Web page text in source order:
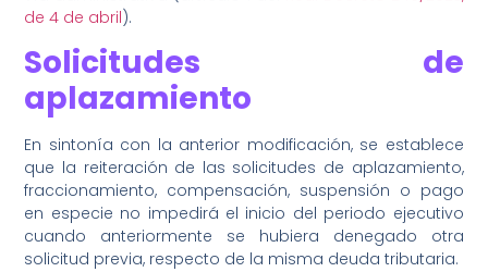
de 4 de abril).
Solicitudes de
aplazamiento
En sintonía con la anterior modificación, se establece
que la reiteración de las solicitudes de aplazamiento,
fraccionamiento, compensación, suspensión o pago
en especie no impedirá el inicio del periodo ejecutivo
cuando anteriormente se hubiera denegado otra
solicitud previa, respecto de la misma deuda tributaria.